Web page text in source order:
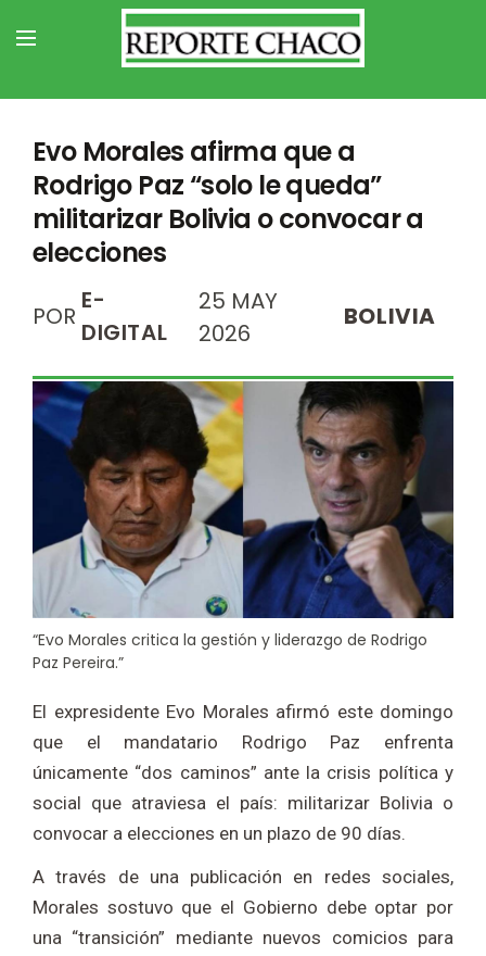
Evo Morales afirma que a
Rodrigo Paz “solo le queda”
militarizar Bolivia o convocar a
elecciones
POR
E-
DIGITAL
25 MAY
2026
BOLIVIA
“Evo Morales critica la gestión y liderazgo de Rodrigo
Paz Pereira.”
El expresidente Evo Morales afirmó este domingo
que el mandatario Rodrigo Paz enfrenta
únicamente “dos caminos” ante la crisis política y
social que atraviesa el país: militarizar Bolivia o
convocar a elecciones en un plazo de 90 días.
A través de una publicación en redes sociales,
Morales sostuvo que el Gobierno debe optar por
una “transición” mediante nuevos comicios para